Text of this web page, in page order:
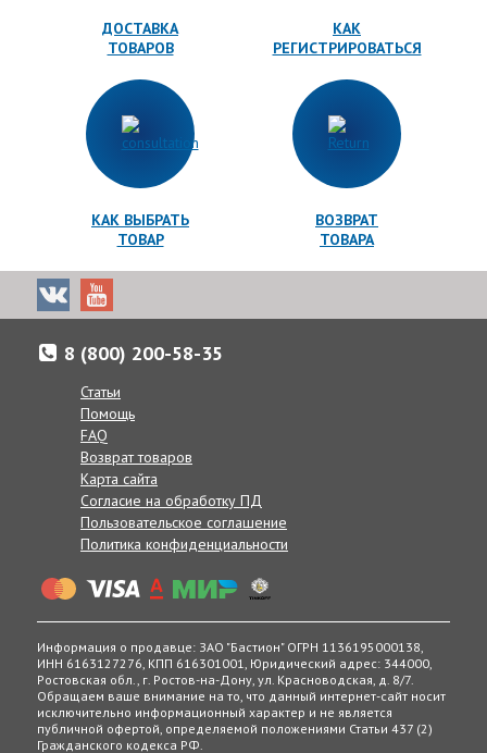
ДОСТАВКА
ТОВАРОВ
КАК
РЕГИСТРИРОВАТЬСЯ
КАК ВЫБРАТЬ
ТОВАР
ВОЗВРАТ
ТОВАРА
8 (800) 200-58-35
Статьи
Помощь
FAQ
Возврат товаров
Карта сайта
Согласие на обработку ПД
Пользовательское соглашение
Политика конфиденциальности
Информация о продавце: ЗАО "Бастион" ОГРН 1136195000138,
ИНН 6163127276, КПП 616301001, Юридический адрес: 344000,
Ростовская обл., г. Ростов-на-Дону, ул. Красноводская, д. 8/7.
Обращаем ваше внимание на то, что данный интернет-сайт носит
исключительно информационный характер и не является
публичной офертой, определяемой положениями Статьи 437 (2)
Гражданского кодекса РФ.